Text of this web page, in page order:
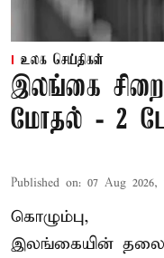
உலக செய்திகள்
இலங்கை
மோதல் - 2
Published on: 07 Aug 2026,
கொழும்பு,
இலங்கையின்